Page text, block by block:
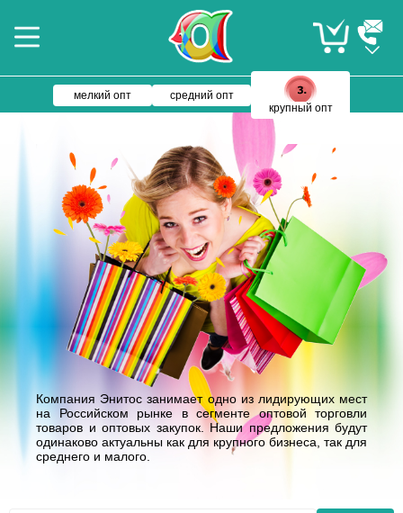
мелкий опт
средний опт
крупный опт
Компания Энитос занимает одно из лидирующих мест
на Российском рынке в сегменте оптовой торговли
товаров и оптовых закупок. Наши предложения будут
одинаково актуальны как для крупного бизнеса, так для
среднего и малого.